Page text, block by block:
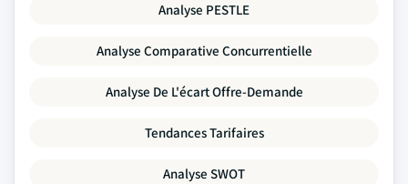
Analyse PESTLE
Analyse Comparative Concurrentielle
Analyse De L'écart Offre-Demande
Tendances Tarifaires
Analyse SWOT